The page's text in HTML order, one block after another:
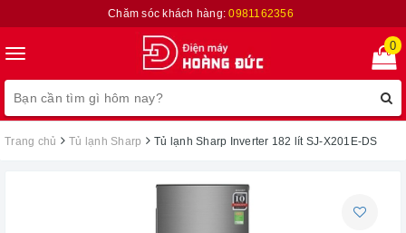
Chăm sóc khách hàng:0981162356
Toggle
navigation
0
Trang chủ Tủ lạnh Sharp Tủ lạnh Sharp Inverter 182 lít SJ-X201E-DS